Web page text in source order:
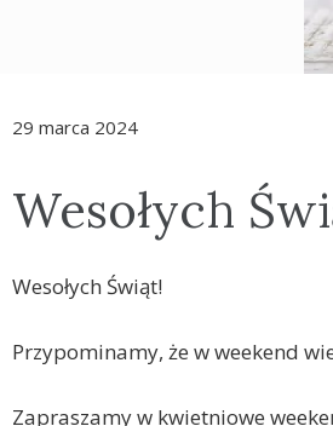
29 marca 2024
Wesołych
Wesołych Świąt!
Przypominamy, że w weekend
Zapraszamy w kwietniowe